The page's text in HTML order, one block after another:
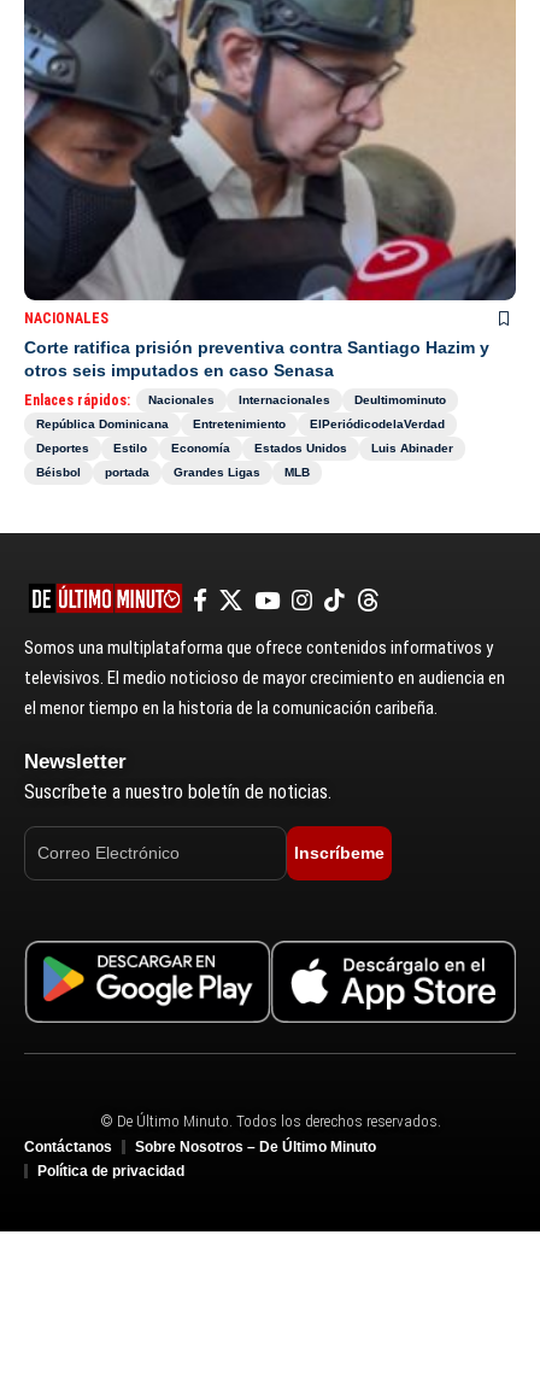
NACIONALES
Corte ratifica prisión preventiva contra Santiago Hazim y
otros seis imputados en caso Senasa
Enlaces rápidos: Nacionales Internacionales
Deultimominuto
República Dominicana
Entretenimiento
ElPeriódicodelaVerdad
Deportes
Estilo Economía Estados Unidos
Luis Abinader
Béisbol
portada Grandes Ligas MLB
Somos una multiplataforma que ofrece contenidos informativos y
televisivos. El medio noticioso de mayor crecimiento en audiencia en
el menor tiempo en la historia de la comunicación caribeña.
Newsletter
Suscríbete a nuestro boletín de noticias.
Inscríbeme
© De Último Minuto. Todos los derechos reservados.
Contáctanos
Sobre Nosotros – De Último Minuto
Política de privacidad